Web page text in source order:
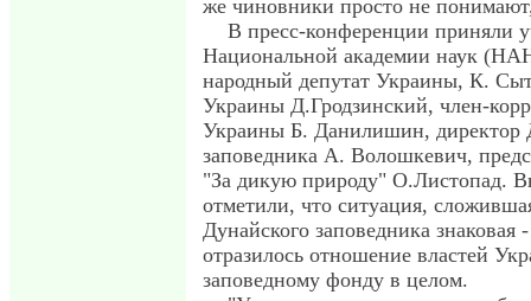
же чиновники просто не
В пресс-конференции приняли
Национальной академии наук
народный депутат Украины, К.
Украины Д.Гродзинский, член-
Украины Б. Данилишин, директор
заповедника А. Волошкевич,
"За дикую природу" О.Листопад.
отметили, что ситуация,
Дунайского заповедника знаковая
отразилось отношение властей
заповедному фонду в целом.